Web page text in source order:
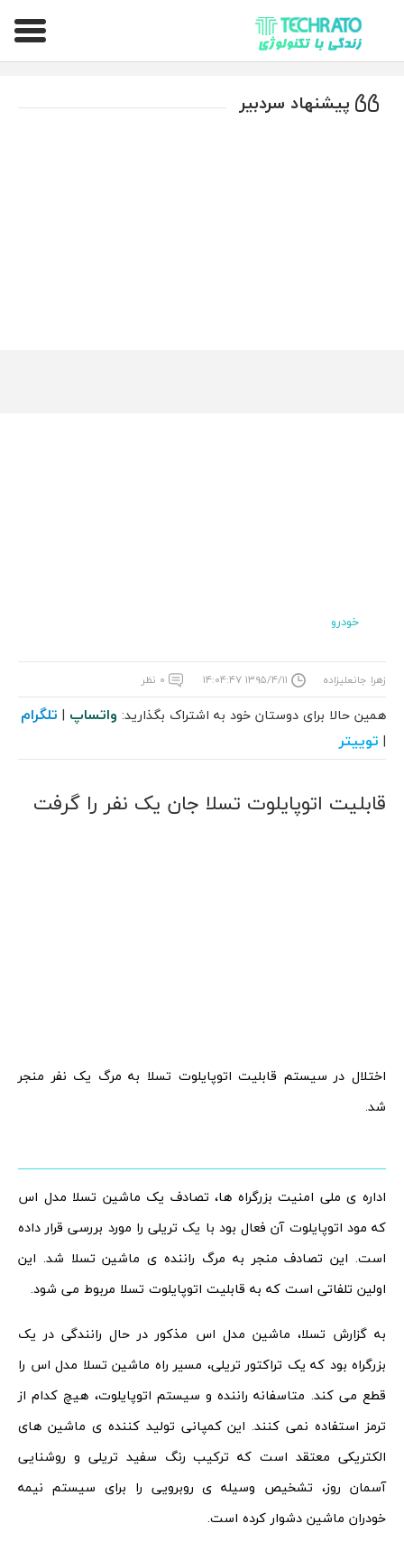
تکراتو – زندگی با تکنولوژی
پیشنهاد سردبیر
خودرو
زهرا جانعلیزاده ۱۳۹۵/۴/۱۱ ۱۴:۰۴:۴۷ ۰ نظر
همین حالا برای دوستان خود به اشتراک بگذارید: واتساپ | تلگرام
| توییتر
قابلیت اتوپایلوت تسلا جان یک نفر را گرفت
اختلال در سیستم قابلیت اتوپایلوت تسلا به مرگ یک نفر منجر
شد.
اداره ی ملی امنیت بزرگراه ها، تصادف یک ماشین تسلا مدل اس
که مود اتوپایلوت آن فعال بود با یک تریلی را مورد بررسی قرار داده
است. این تصادف منجر به مرگ راننده ی ماشین تسلا شد. این
اولین تلفاتی است که به قابلیت اتوپایلوت تسلا مربوط می شود.
به گزارش تسلا، ماشین مدل اس مذکور در حال رانندگی در یک
بزرگراه بود که یک تراکتور تریلی، مسیر راه ماشین تسلا مدل اس را
قطع می کند. متاسفانه راننده و سیستم اتوپایلوت، هیچ کدام از
ترمز استفاده نمی کنند. این کمپانی تولید کننده ی ماشین های
الکتریکی معتقد است که ترکیب رنگ سفید تریلی و روشنایی
آسمان روز، تشخیص وسیله ی روبرویی را برای سیستم نیمه
خودران ماشین دشوار کرده است.